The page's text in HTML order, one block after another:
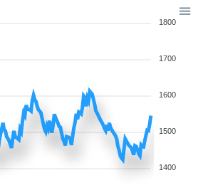
1800
1700
1600
1500
1400